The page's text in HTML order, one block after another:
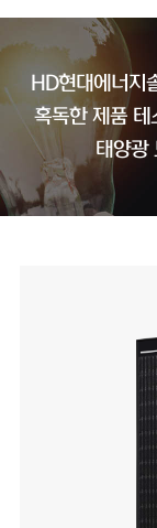
HD현대에너지
혹독한 제품 테
태양광